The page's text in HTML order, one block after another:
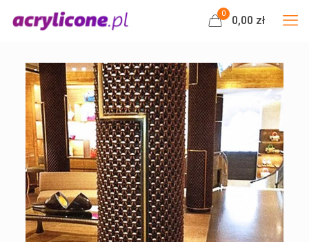
0
0,00 zł